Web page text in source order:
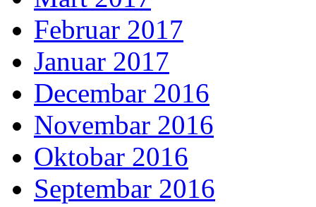
Februar 2017
Januar 2017
Decembar 2016
Novembar 2016
Oktobar 2016
Septembar 2016